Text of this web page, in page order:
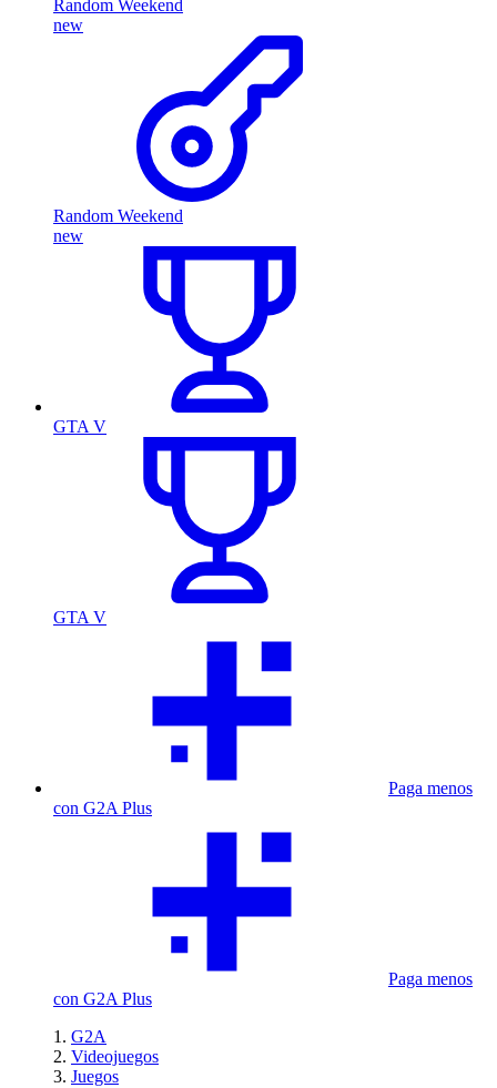
Random Weekend
new
Random Weekend
new
GTA V
GTA V
Paga menos
con G2A Plus
Paga menos
con G2A Plus
G2A
Videojuegos
Juegos